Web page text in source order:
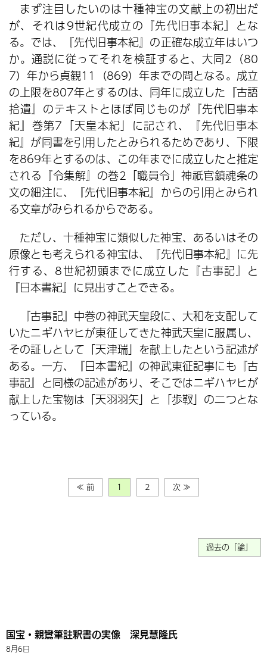
まず注目したいのは十種神宝の文献上の初出だ
が、それは9世紀代成立の『先代旧事本紀』とな
る。では、『先代旧事本紀』の正確な成立年はいつ
か。通説に従ってそれを検証すると、大同2（80
7）年から貞観11（869）年までの間となる。成立
の上限を807年とするのは、同年に成立した『古語
拾遺』のテキストとほぼ同じものが『先代旧事本
紀』巻第7「天皇本紀」に記され、『先代旧事本
紀』が同書を引用したとみられるためであり、下限
を869年とするのは、この年までに成立したと推定
される『令集解』の巻2「職員令」神祇官鎮魂条の
文の細注に、『先代旧事本紀』からの引用とみられ
る文章がみられるからである。
ただし、十種神宝に類似した神宝、あるいはその
原像とも考えられる神宝は、『先代旧事本紀』に先
行する、8世紀初頭までに成立した『古事記』と
『日本書紀』に見出すことできる。
『古事記』中巻の神武天皇段に、大和を支配して
いたニギハヤヒが東征してきた神武天皇に服属し、
その証しとして「天津瑞」を献上したという記述が
ある。一方、『日本書紀』の神武東征記事にも『古
事記』と同様の記述があり、そこではニギハヤヒが
献上した宝物は「天羽羽矢」と「歩靫」の二つとな
っている。
≪ 前 1 2 次 ≫
過去の「論」
国宝・親鸞筆註釈書の実像 深見慧隆氏
8月6日